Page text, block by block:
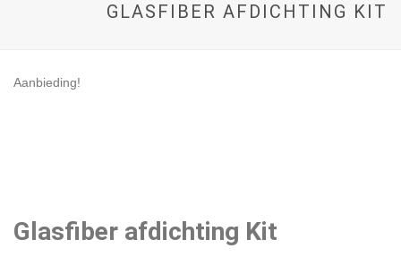
GLASFIBER AFDICHTING KIT
Aanbieding!
Glasfiber afdichting Kit